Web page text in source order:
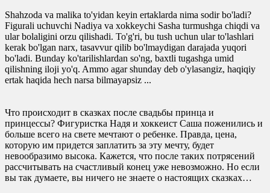
Shahzoda va malika to'yidan keyin ertaklarda nima sodir bo'ladi?
Figurali uchuvchi Nadiya va xokkeychi Sasha turmushga chiqdi va
ular bolaligini orzu qilishadi. To'g'ri, bu tush uchun ular to'lashlari
kerak bo'lgan narx, tasavvur qilib bo'lmaydigan darajada yuqori
bo'ladi. Bunday ko'tarilishlardan so'ng, baxtli tugashga umid
qilishning iloji yo'q. Ammo agar shunday deb o'ylasangiz, haqiqiy
ertak haqida hech narsa bilmayapsiz ...
Что происходит в сказках после свадьбы принца и
принцессы? Фигуристка Надя и хоккеист Саша поженились и
больше всего на свете мечтают о ребенке. Правда, цена,
которую им придется заплатить за эту мечту, будет
невообразимо высока. Кажется, что после таких потрясений
рассчитывать на счастливый конец уже невозможно. Но если
вы так думаете, вы ничего не знаете о настоящих сказках…